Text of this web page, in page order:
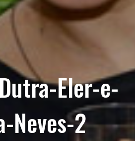
Eler-e-
Neves-2